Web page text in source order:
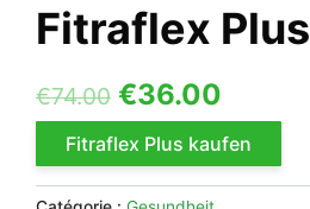
Fitraflex Plus
€74.00 Le
prix
initial
€36.00Le
prix
actuel
Fitraflex Plus kaufen